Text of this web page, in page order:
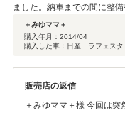
ました。納車までの間に整
に助かります。他店に比べ
た。ありがとうございました
＋みゆママ＋
購入年月： 2014/04
購入した車：日産 ラフェス
販売店の返信
＋みゆママ＋様 今回は突然のトラブルでの買い替えで条件に合う車輌